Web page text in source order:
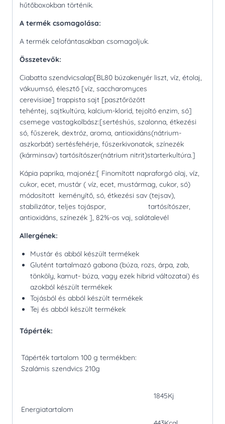
hűtőboxokban történik.
A termék csomagolása:
A termék celofántasakban csomagoljuk.
Összetevők:
Ciabatta szendvicsalap[BL80 búzakenyér liszt, víz, étolaj,
vákuumsó, élesztő [víz, saccharomyces
cerevisiae] trappista sajt [pasztőrözött
tehéntej, sajtkultúra, kalcium-klorid, tejoltó enzim, só]
csemege vastagkolbász:[sertéshús, szalonna, étkezési
só, fűszerek, dextróz, aroma, antioxidáns(nátrium-
aszkorbát) sertésfehérje, fűszerkivonatok, színezék
(kárminsav) tartósítószer(nátrium nitrit)starterkultúra.]
Kápia paprika, majonéz:[ Finomított napraforgó olaj, víz,
cukor, ecet, mustár ( víz, ecet, mustármag, cukor, só)
módosított keményítő, só, étkezési sav (tejsav),
stabilizátor, teljes tojáspor, tartósítószer,
antioxidáns, színezék ], 82%-os vaj, salátalevél
Allergének:
Mustár és abból készült termékek
Glutént tartalmazó gabona (búza, rozs, árpa, zab,
tönköly, kamut- búza, vagy ezek hibrid változatai) és
azokból készült termékek
Tojásból és abból készült termékek
Tej és abból készült termékek
Tápérték:
Tápérték tartalom 100 g termékben:
Szalámis szendvics 210g
Energiatartalom
1845Kj